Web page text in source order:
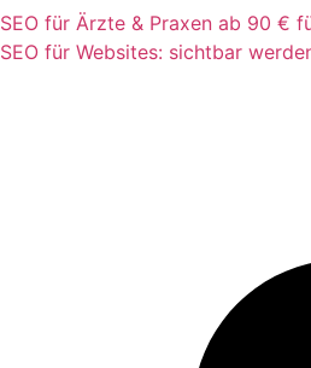
SEO für Ärzte & Praxen ab 90 €
SEO für Websites: sichtbar